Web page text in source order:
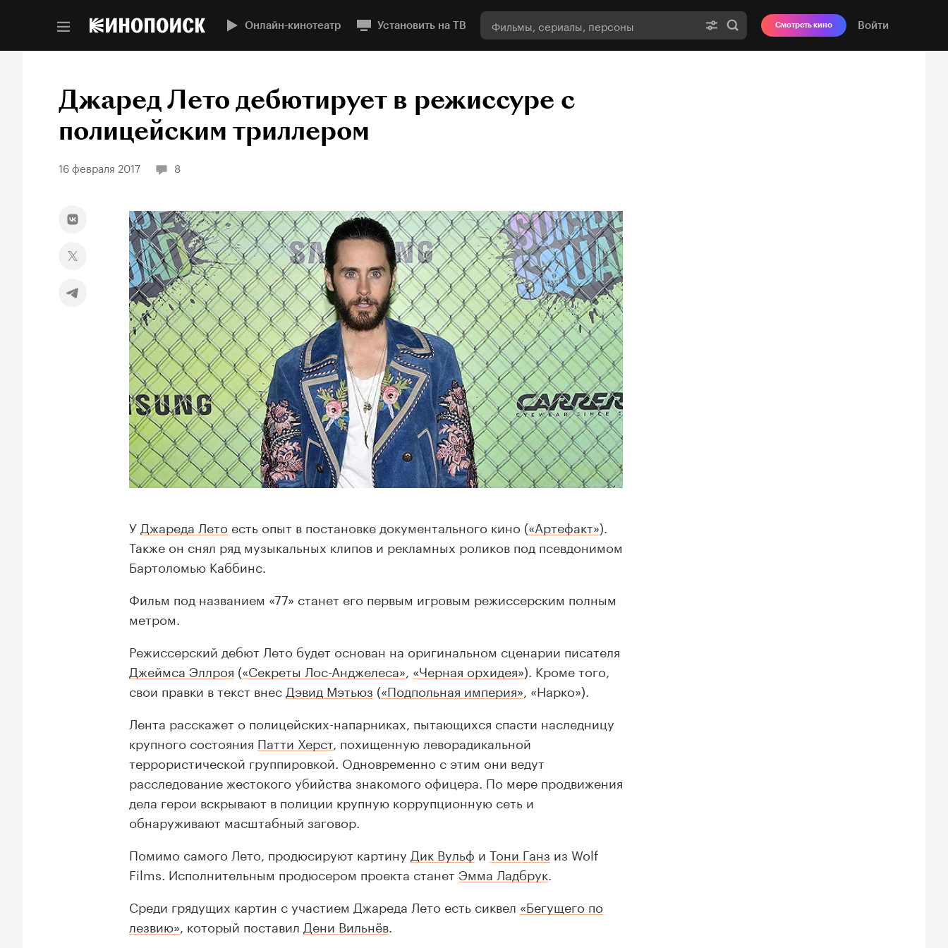
Онлайн-кинотеатр Установить на ТВ Смотреть кино Войти
Джаред Лето дебютирует в режиссуре с
полицейским триллером
16 февраля 2017 8
У Джареда Лето есть опыт в постановке документального кино («Артефакт»).
Также он снял ряд музыкальных клипов и рекламных роликов под псевдонимом
Бартоломью Каббинс.
Фильм под названием «77» станет его первым игровым режиссерским полным
метром.
Режиссерский дебют Лето будет основан на оригинальном сценарии писателя
Джеймса Эллроя («Секреты Лос-Анджелеса» «Черная орхидея»). Кроме того,
свои правки в текст внес Дэвид Мэтьюз («Подпольная империя» , «Нарко»).
Лента расскажет о полицейских-напарниках, пытающихся спасти наследницу
крупного состояния Патти Херст, похищенную леворадикальной
террористической группировкой. Одновременно с этим они ведут
расследование жестокого убийства знакомого офицера. По мере продвижения
дела герои вскрывают в полиции крупную коррупционную сеть и
обнаруживают масштабный заговор.
Помимо самого Лето, продюсируют картину Дик Вульф и Тони Ганз из Wolf
Films. Исполнительным продюсером проекта станетЭмма Ладбрук
Среди грядущих картин с участием Джареда Лето есть сиквел «Бегущего по
лезвию» , который поставил Дени Вильнёв